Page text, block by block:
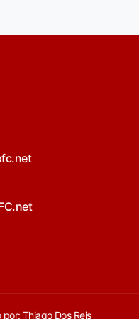
Thiago Dos Reis